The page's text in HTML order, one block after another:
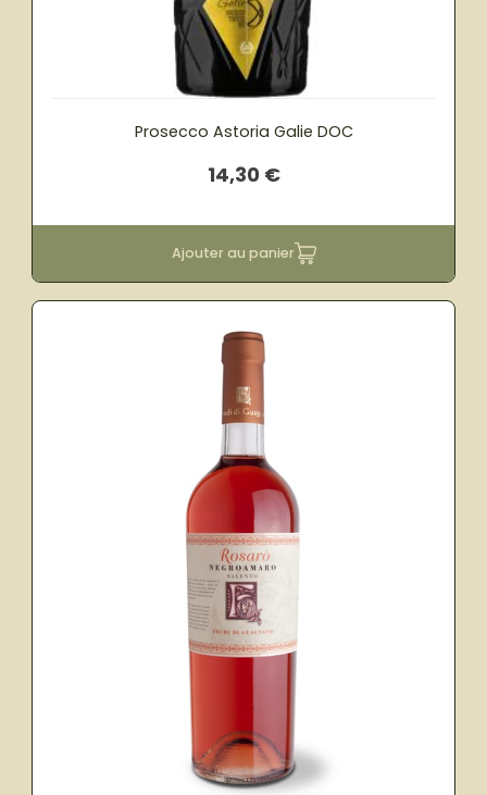
Prosecco Astoria Galie DOC
14,30 €
Ajouter au panier